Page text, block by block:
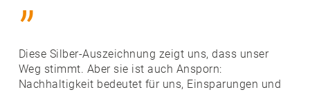
”
Diese Silber-Auszeichnung zeigt uns, dass unser
Weg stimmt. Aber sie ist auch Ansporn:
Nachhaltigkeit bedeutet für uns, Einsparungen und